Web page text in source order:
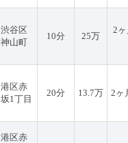
渋谷区
神山町
10分 25万
2ヶ
港区赤
坂1丁目
20分 13.7万 2ヶ
港区赤